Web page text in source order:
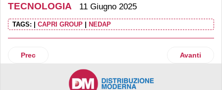
TECNOLOGIA 11 Giugno 2025
TAGS: CAPRI GROUP NEDAP
Articolo precedente: Arriva Kantar Live
Prec Articolo
Avanti